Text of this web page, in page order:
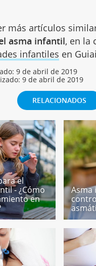
más artículos
asma infantil, en la
infantiles en
9 de abril de 2019
9 de abril de 2019
RELACIONADOS
el
- ¿Cómo
en
Asma